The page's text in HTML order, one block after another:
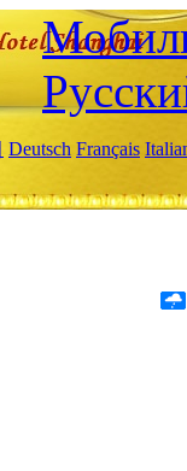
Deutsch Français